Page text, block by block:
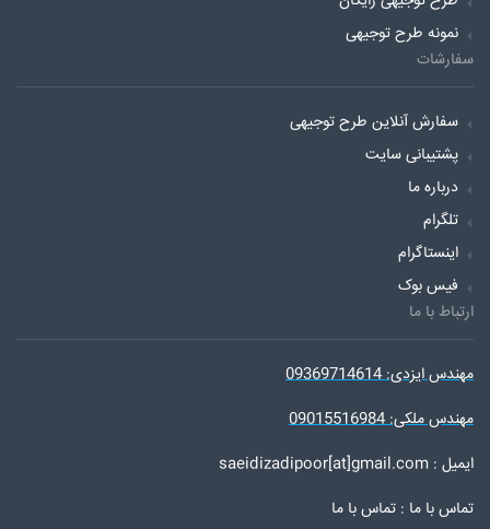
نمونه طرح توجیهی
سفارشات
سفارش آنلاین طرح توجیهی
پشتیبانی سایت
درباره ما
تلگرام
اینستاگرام
فیس بوک
ارتباط با ما
مهندس ایزدی: 09369714614
مهندس ملکی: 09015516984
ایمیل : saeidizadipoor[at]gmail.com
تماس با ما : تماس با ما